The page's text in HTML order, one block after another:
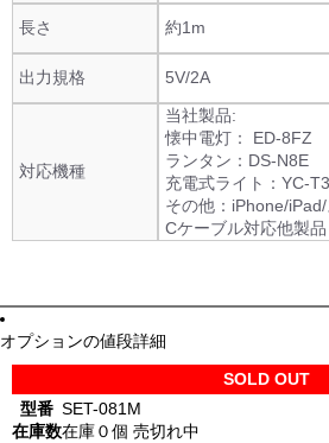
長さ 約1m
出力規格 5V/2A
対応機種
当社製品:
懐中電灯： ED-8FZ
ランタン：DS-N8E
充電式ライト：YC-
その他：iPhone/
Cケーブル対応他製品
オプションの値段詳細
SOLD OUT
型番 SET-081M
在庫数在庫０個 売切れ中